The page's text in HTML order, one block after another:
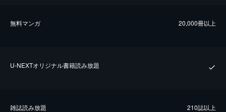
無料マンガ 20,000冊以上
U-NEXTオリジナル書籍読み放題
雑誌読み放題 210誌以上